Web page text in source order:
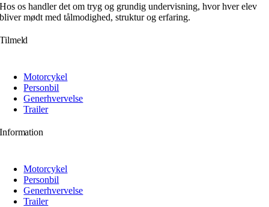
Hos os handler det om tryg og grundig undervisning, hvor hver elev
bliver mødt med tålmodighed, struktur og erfaring.
Tilmeld
Motorcykel
Personbil
Generhvervelse
Trailer
Information
Motorcykel
Personbil
Generhvervelse
Trailer